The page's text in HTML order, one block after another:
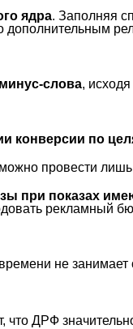
ядра. Заполняя
дополнительным
слова,
конверсии по
провести лишь
при показах
рекламный
не занимает
что ДРФ